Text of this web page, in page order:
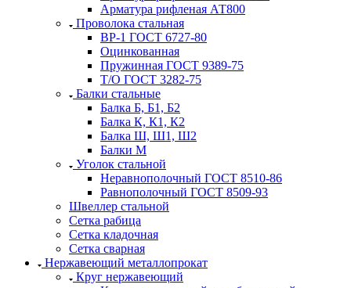
Арматура рифленая АТ800
Проволока стальная
ВР-1 ГОСТ 6727-80
Оцинкованная
Пружинная ГОСТ 9389-75
Т/О ГОСТ 3282-75
Балки стальные
Балка Б, Б1, Б2
Балка К, К1, К2
Балка Ш, Ш1, Ш2
Балки М
Уголок стальной
Неравнополочный ГОСТ 8510-86
Равнополочный ГОСТ 8509-93
Швеллер стальной
Сетка рабица
Сетка кладочная
Сетка сварная
Нержавеющий металлопрокат
Круг нержавеющий